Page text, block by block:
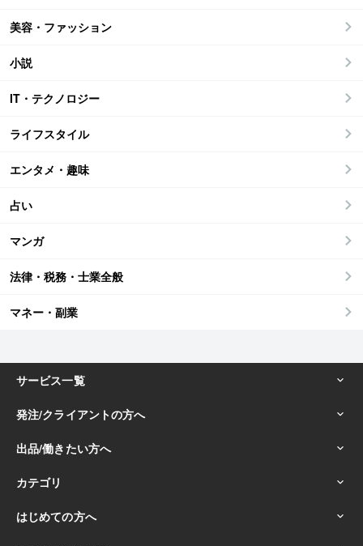
美容・ファッション
小説
IT・テクノロジー
ライフスタイル
エンタメ・趣味
占い
マンガ
法律・税務・士業全般
マネー・副業